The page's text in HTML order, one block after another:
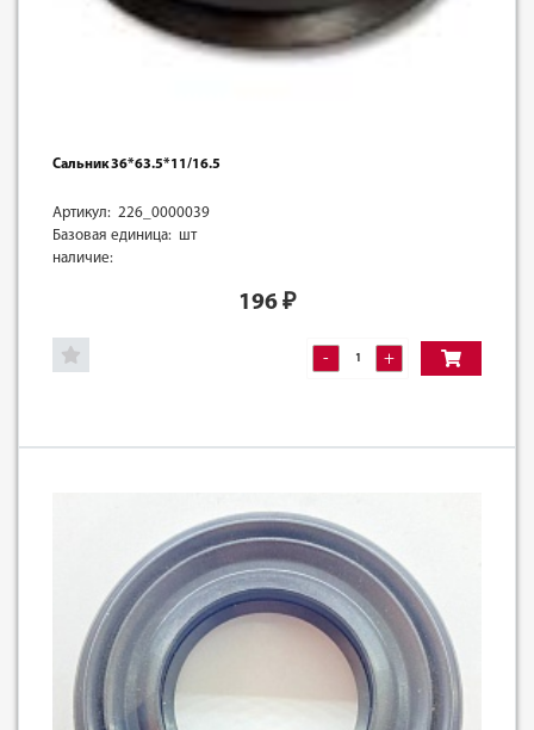
Сальник 36*63.5*11/16.5
Артикул: 226_0000039
Базовая единица: шт
наличие:
196 ₽
- +